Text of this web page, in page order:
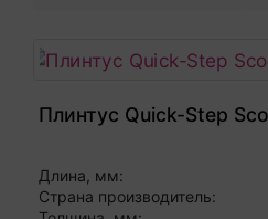
Плинтус Quick-Step
Длина, мм:
Страна производитель: